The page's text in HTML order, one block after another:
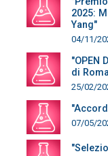
2025:
Yang"
04/11/
"OPEN
di
25/02/
07/05/